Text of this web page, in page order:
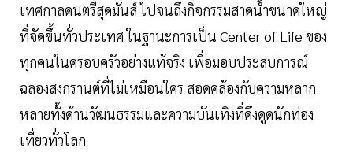
เทศกาลดนตรีสุดมันส์ ไปจนถึงกิจกรรมสาดน้ำขนาดใหญ่
ที่จัดขึ้นทั่วประเทศ ในฐานะการเป็น Center of Life ของ
ทุกคนในครอบครัวอย่างแท้จริง เพื่อมอบประสบการณ์
ฉลองสงกรานต์ที่ไม่เหมือนใคร สอดคล้องกับความหลาก
หลายทั้งด้านวัฒนธรรมและความบันเทิงที่ดึงดูดนักท่อง
เที่ยวทั่วโลก